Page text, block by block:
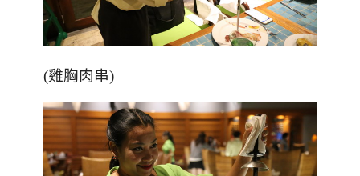
(雞胸肉串)